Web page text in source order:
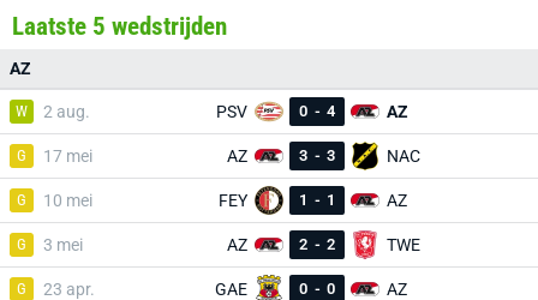
Laatste 5 wedstrijden
AZ
W 2 aug. PSV 0 - 4 AZ
G 17 mei AZ 3 - 3 NAC
G 10 mei FEY 1 - 1 AZ
G 3 mei AZ 2 - 2 TWE
G 23 apr. GAE 0 - 0 AZ